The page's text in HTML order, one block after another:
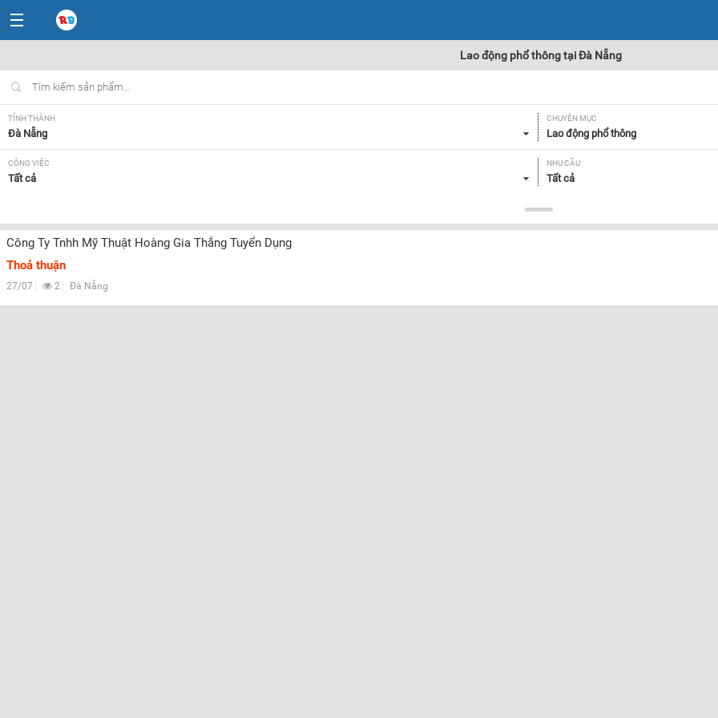
Lao động phổ thông tại Đà Nẵng
TỈNH THÀNH
Đà Nẵng
CHUYÊN MỤC
Lao động phổ thông
CÔNG VIỆC
Tất cả
NHU CẦU
Tất cả
Tất cả
Công Ty Tnhh Mỹ Thuật Hoàng Gia Thắng Tuyển Dụng
Thoả thuận
27/07 2 Đà Nẵng